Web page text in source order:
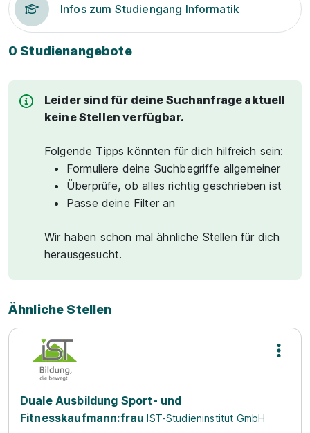
Infos zum Studiengang Informatik
0 Studienangebote
Leider sind für deine Suchanfrage aktuell
keine Stellen verfügbar.
Folgende Tipps könnten für dich hilfreich sein:
Formuliere deine Suchbegriffe allgemeiner
Überprüfe, ob alles richtig geschrieben ist
Passe deine Filter an
Wir haben schon mal ähnliche Stellen für dich
herausgesucht.
Ähnliche Stellen
Duale Ausbildung Sport- und
Fitnesskaufmann:frau IST-Studieninstitut GmbH